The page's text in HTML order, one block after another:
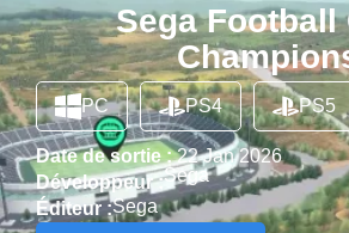
Sega Football
PC PS4 PS5
Date de sortie :22 Jan 2026
Développeur :Sega
Éditeur :Sega